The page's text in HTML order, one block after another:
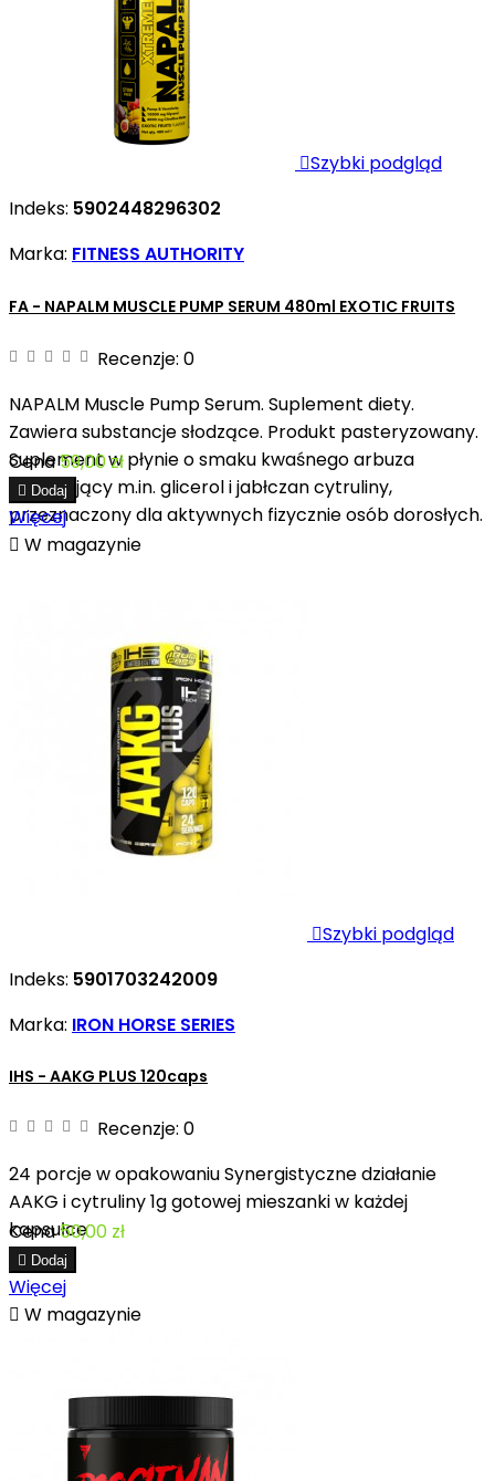
Szybki podgląd
Indeks: 5902448296302
Marka: FITNESS AUTHORITY
FA - NAPALM MUSCLE PUMP SERUM 480ml EXOTIC FRUITS
Recenzje: 0
NAPALM Muscle Pump Serum. Suplement diety.
Zawiera substancje słodzące. Produkt pasteryzowany.
Suplement w płynie o smaku kwaśnego arbuza
zawierający m.in. glicerol i jabłczan cytruliny,
przeznaczony dla aktywnych fizycznie osób dorosłych.
Cena59,00 zł
 Dodaj
Więcej
 W magazynie
Szybki podgląd
Indeks: 5901703242009
Marka: IRON HORSE SERIES
IHS - AAKG PLUS 120caps
Recenzje: 0
24 porcje w opakowaniu Synergistyczne działanie
AAKG i cytruliny 1g gotowej mieszanki w każdej
kapsułce
Cena50,00 zł
 Dodaj
Więcej
 W magazynie